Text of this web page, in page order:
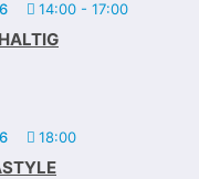
14:00 - 17:00
18:00